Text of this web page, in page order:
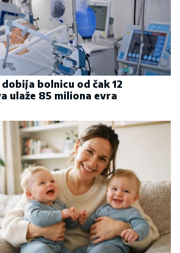
bolnicu od čak 12
ulaže 85 miliona evra